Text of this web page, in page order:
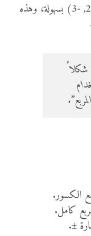
والآن يمكننا معرفة أن رأس المنحنى في النقطة (-2, -3) بسهولة، وهذه
شكلاً
الكسور.
كامل.
±.